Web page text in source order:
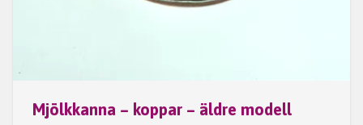
Mjölkkanna – koppar – äldre modell